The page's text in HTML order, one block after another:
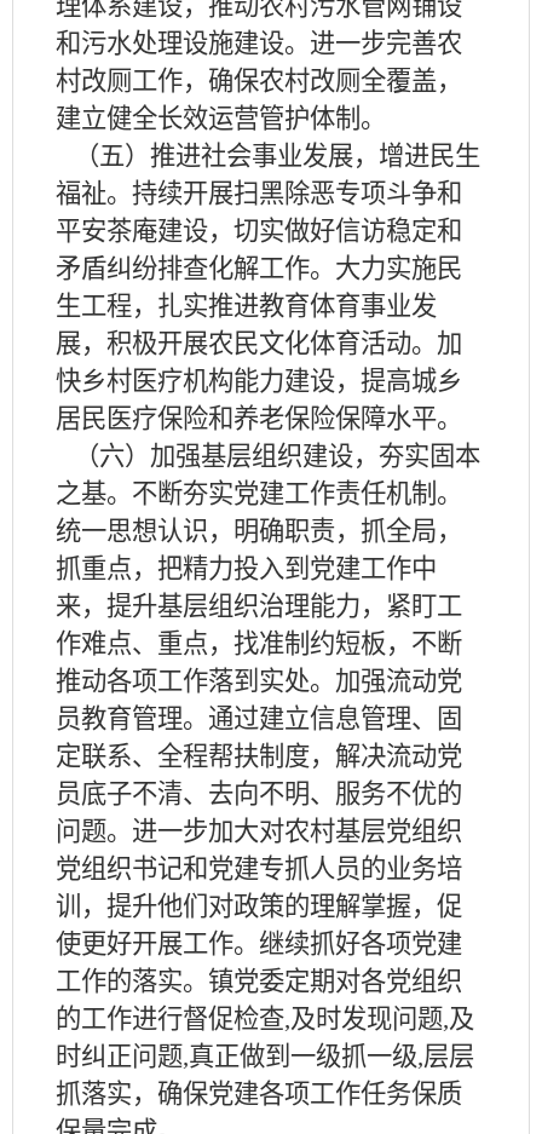
理体系建设，推动农村污水管网铺设
和污水处理设施建设。进一步完善农
村改厕工作，确保农村改厕全覆盖，
建立健全长效运营管护体制。
（五）推进社会事业发展，增进民生
福祉。持续开展扫黑除恶专项斗争和
平安茶庵建设，切实做好信访稳定和
矛盾纠纷排查化解工作。大力实施民
生工程，扎实推进教育体育事业发
展，积极开展农民文化体育活动。加
快乡村医疗机构能力建设，提高城乡
居民医疗保险和养老保险保障水平。
（六）加强基层组织建设，夯实固本
之基。不断夯实党建工作责任机制。
统一思想认识，明确职责，抓全局，
抓重点，把精力投入到党建工作中
来，提升基层组织治理能力，紧盯工
作难点、重点，找准制约短板，不断
推动各项工作落到实处。加强流动党
员教育管理。通过建立信息管理、固
定联系、全程帮扶制度，解决流动党
员底子不清、去向不明、服务不优的
问题。进一步加大对农村基层党组织
党组织书记和党建专抓人员的业务培
训，提升他们对政策的理解掌握，促
使更好开展工作。继续抓好各项党建
工作的落实。镇党委定期对各党组织
的工作进行督促检查,及时发现问题,及
时纠正问题,真正做到一级抓一级,层层
抓落实，确保党建各项工作任务保质